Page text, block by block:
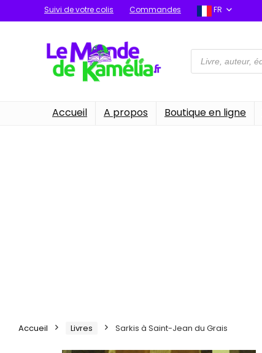
Suivi de votre colis Commandes FR
Recherche
de
produits
Accueil A propos Boutique en ligne
Accueil Livres Sarkis à Saint-Jean du Grais